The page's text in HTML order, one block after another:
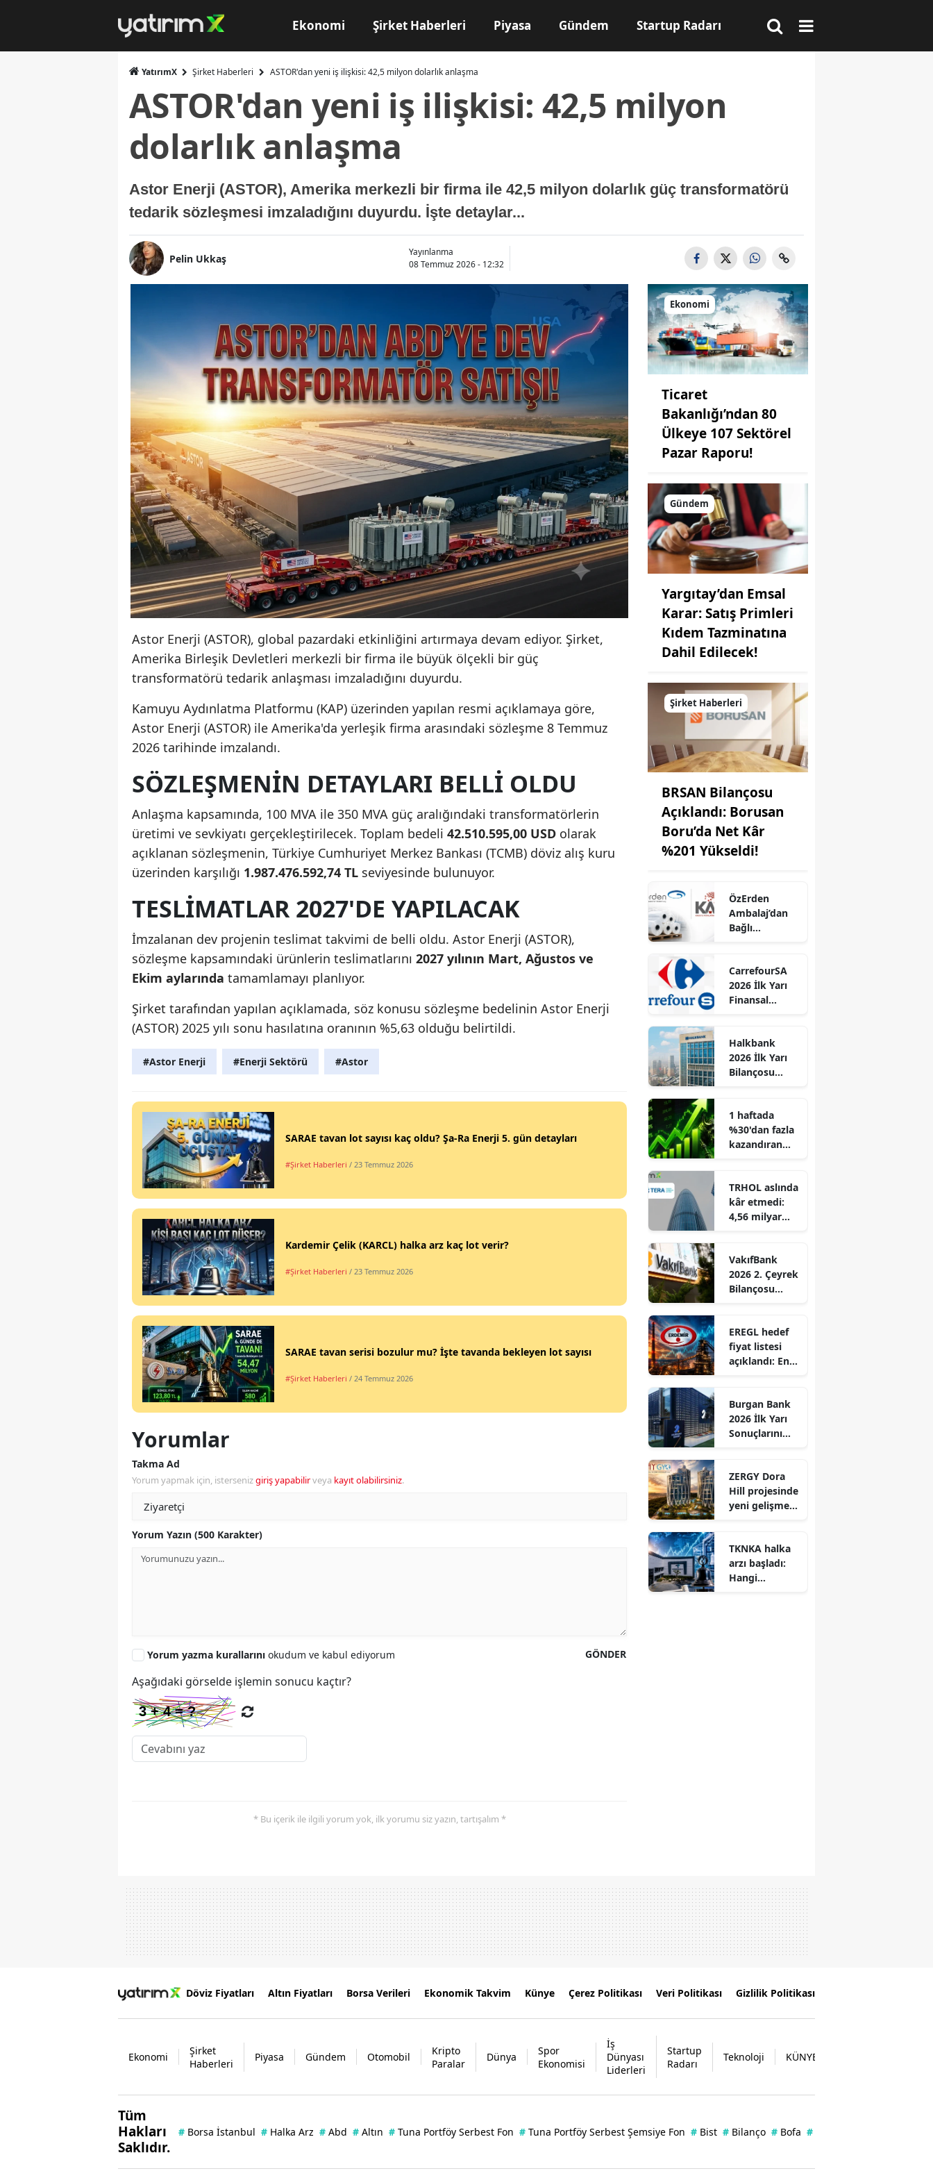
Ekonomi Şirket Haberleri Piyasa Gündem Startup Radarı
YatırımX Şirket Haberleri ASTOR'dan yeni iş ilişkisi: 42,5 milyon dolarlık anlaşma
ASTOR'dan yeni iş ilişkisi: 42,5 milyon
dolarlık anlaşma
Astor Enerji (ASTOR), Amerika merkezli bir firma ile 42,5 milyon dolarlık güç transformatörü
tedarik sözleşmesi imzaladığını duyurdu. İşte detaylar...
Pelin Ukkaş
Yayınlanma
08 Temmuz 2026 - 12:32
Astor Enerji (ASTOR), global pazardaki etkinliğini artırmaya devam ediyor. Şirket,
Amerika Birleşik Devletleri merkezli bir firma ile büyük ölçekli bir güç
transformatörü tedarik anlaşması imzaladığını duyurdu.
Kamuyu Aydınlatma Platformu (KAP) üzerinden yapılan resmi açıklamaya göre,
Astor Enerji (ASTOR) ile Amerika'da yerleşik firma arasındaki sözleşme 8 Temmuz
2026 tarihinde imzalandı.
SÖZLEŞMENIN DETAYLARI BELLI OLDU
Anlaşma kapsamında, 100 MVA ile 350 MVA güç aralığındaki transformatörlerin
üretimi ve sevkiyatı gerçekleştirilecek. Toplam bedeli 42.510.595,00 USD olarak
açıklanan sözleşmenin, Türkiye Cumhuriyet Merkez Bankası (TCMB) döviz alış kuru
üzerinden karşılığı 1.987.476.592,74 TL seviyesinde bulunuyor.
TESLIMATLAR 2027'DE YAPILACAK
İmzalanan dev projenin teslimat takvimi de belli oldu. Astor Enerji (ASTOR),
sözleşme kapsamındaki ürünlerin teslimatlarını 2027 yılının Mart, Ağustos ve
Ekim aylarında tamamlamayı planlıyor.
Şirket tarafından yapılan açıklamada, söz konusu sözleşme bedelinin Astor Enerji
(ASTOR) 2025 yılı sonu hasılatına oranının %5,63 olduğu belirtildi.
#Astor Enerji #Enerji Sektörü #Astor
SARAE tavan lot sayısı kaç oldu? Şa-Ra Enerji 5. gün detayları
#Şirket Haberleri / 23 Temmuz 2026
Kardemir Çelik (KARCL) halka arz kaç lot verir?
#Şirket Haberleri / 23 Temmuz 2026
SARAE tavan serisi bozulur mu? İşte tavanda bekleyen lot sayısı
#Şirket Haberleri / 24 Temmuz 2026
Yorumlar
Takma Ad
Yorum yapmak için, istersenizgiriş yapabilirveya kayıt olabilirsiniz.
Yorum Yazın (500 Karakter)
GÖNDER
Yorum yazma kurallarını okudum ve kabul ediyorum
Aşağıdaki görselde işlemin sonucu kaçtır?
* Bu içerik ile ilgili yorum yok, ilk yorumu siz yazın, tartışalım *
Ekonomi
Ticaret
Bakanlığı’ndan 80
Ülkeye 107 Sektörel
Pazar Raporu!
Gündem
Yargıtay’dan Emsal
Karar: Satış Primleri
Kıdem Tazminatına
Dahil Edilecek!
Şirket Haberleri
BRSAN Bilançosu
Açıklandı: Borusan
Boru’da Net Kâr
%201 Yükseldi!
ÖzErden
Ambalaj’dan
Bağlı
CarrefourSA
2026 İlk Yarı
Finansal
Halkbank
2026 İlk Yarı
Bilançosu
1 haftada
%30'dan fazla
kazandıran
TRHOL aslında
kâr etmedi:
4,56 milyar
VakıfBank
2026 2. Çeyrek
Bilançosu
EREGL hedef
fiyat listesi
açıklandı: En
Burgan Bank
2026 İlk Yarı
Sonuçlarını
ZERGY Dora
Hill projesinde
yeni gelişmeyi
TKNKA halka
arzı başladı:
Hangi
Döviz Fiyatları Altın Fiyatları Borsa Verileri Ekonomik Takvim Künye Çerez Politikası Veri Politikası Gizlilik Politikası
Ekonomi
Şirket
Haberleri
Piyasa Gündem Otomobil
Kripto
Paralar
Dünya
Spor
Ekonomisi
İş
Dünyası
Liderleri
Startup
Radarı
Teknoloji KÜNYE
Tüm
Hakları
Saklıdır.
# Borsa İstanbul # Halka Arz # Abd # Altın # Tuna Portföy Serbest Fon # Tuna Portföy Serbest Şemsiye Fon # Bist # Bilanço # Bofa #